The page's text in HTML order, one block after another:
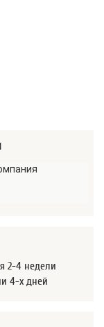
2-4 недели
4-х дней